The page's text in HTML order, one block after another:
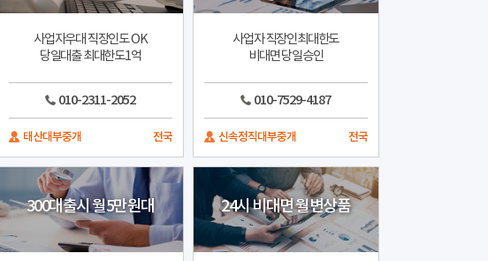
사업자우대 직장인도 OK
당일대출 최대한도1억
010-2311-2052
태산대부중개 전국
사업자 직장인최대한도
비대면 당일승인
010-7529-4187
신속정직대부중개 전국
300대출시 월5만원대 24시 비대면 월변상품